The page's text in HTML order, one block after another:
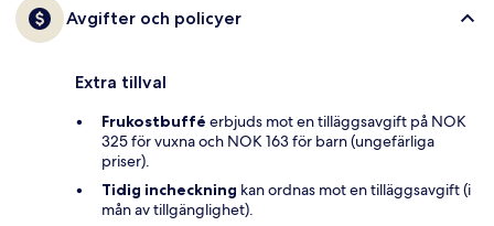
Avgifter och policyer
Extra tillval
Frukostbuffé erbjuds mot en tilläggsavgift på NOK
325 för vuxna och NOK 163 för barn (ungefärliga
priser).
Tidig incheckning kan ordnas mot en tilläggsavgift (i
mån av tillgänglighet).